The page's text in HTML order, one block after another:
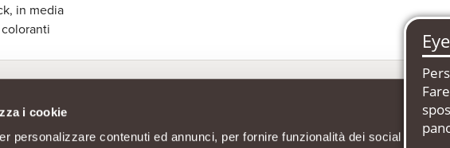
i cookie
personalizzare contenuti ed annunci, per fornire funzionalità dei social media e
in media